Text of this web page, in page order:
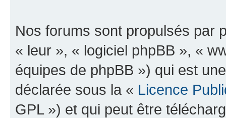
Nos forums sont propulsés par
« leur », « logiciel phpBB », «
équipes de phpBB ») qui est
déclarée sous la « Licence
GPL ») et qui peut être